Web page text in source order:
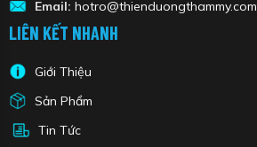
Email: hotro@thienduongthammy.com
LIÊN KẾT NHANH
Giới Thiệu
Sản Phẩm
Tin Tức